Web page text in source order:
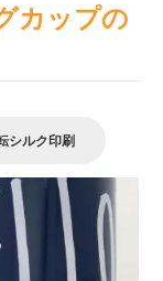
カップの
シルク印刷